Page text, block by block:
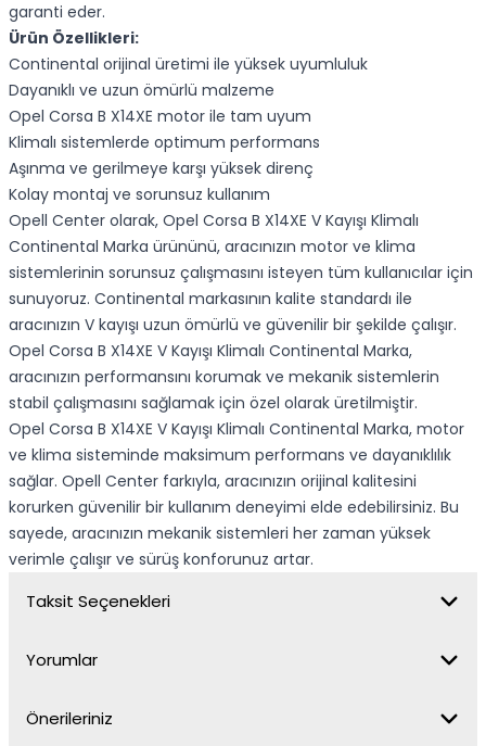
garanti eder.
Ürün Özellikleri:
Continental orijinal üretimi ile yüksek uyumluluk
Dayanıklı ve uzun ömürlü malzeme
Opel Corsa B X14XE motor ile tam uyum
Klimalı sistemlerde optimum performans
Aşınma ve gerilmeye karşı yüksek direnç
Kolay montaj ve sorunsuz kullanım
Opell Center olarak, Opel Corsa B X14XE V Kayışı Klimalı
Continental Marka ürününü, aracınızın motor ve klima
sistemlerinin sorunsuz çalışmasını isteyen tüm kullanıcılar için
sunuyoruz. Continental markasının kalite standardı ile
aracınızın V kayışı uzun ömürlü ve güvenilir bir şekilde çalışır.
Opel Corsa B X14XE V Kayışı Klimalı Continental Marka,
aracınızın performansını korumak ve mekanik sistemlerin
stabil çalışmasını sağlamak için özel olarak üretilmiştir.
Opel Corsa B X14XE V Kayışı Klimalı Continental Marka, motor
ve klima sisteminde maksimum performans ve dayanıklılık
sağlar. Opell Center farkıyla, aracınızın orijinal kalitesini
korurken güvenilir bir kullanım deneyimi elde edebilirsiniz. Bu
sayede, aracınızın mekanik sistemleri her zaman yüksek
verimle çalışır ve sürüş konforunuz artar.
Taksit Seçenekleri
Yorumlar
Önerileriniz